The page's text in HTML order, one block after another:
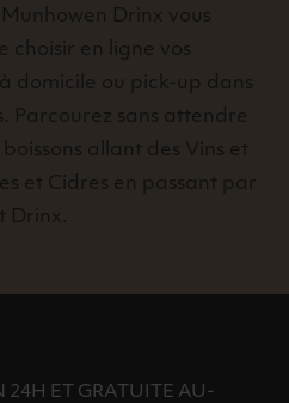
Drinx vous
choisir en ligne vos
domicile ou pick-up dans
Parcourez sans attendre
allant des Vins et
et Cidres en passant par
Drinx.
24H ET GRATUITE AU-